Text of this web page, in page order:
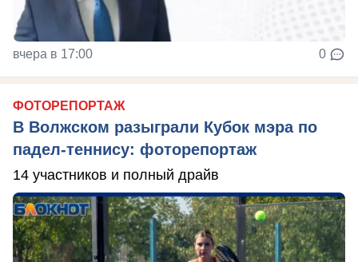
вчера в 17:00 0
ФОТОРЕПОРТАЖ
В Волжском разыграли Кубок мэра по
падел-теннису: фоторепортаж
14 участников и полный драйв